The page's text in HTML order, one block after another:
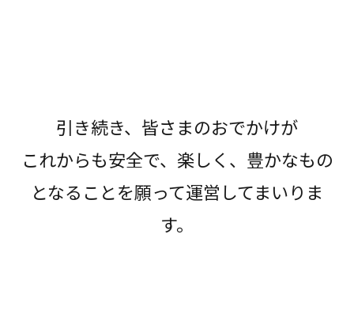
引き続き、皆さまのおでかけが
これからも安全で、楽しく、豊かなもの
となることを願って運営してまいりま
す。